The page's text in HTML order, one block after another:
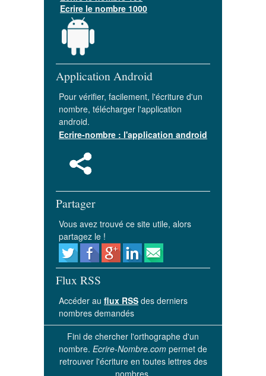
Ecrire le nombre 1000
Application Android
Pour vérifier, facilement, l'écriture d'un
nombre, télécharger l'application
android.
Ecrire-nombre : l'application android
Partager
Vous avez trouvé ce site utile, alors
partagez le !
Flux RSS
Accéder au flux RSS des derniers
nombres demandés
Fini de chercher l'orthographe d'un
nombre. Ecrire-Nombre.com permet de
retrouver l'écriture en toutes lettres des
nombres.